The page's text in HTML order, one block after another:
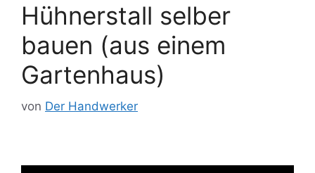
Hühnerstall selber
bauen (aus einem
Gartenhaus)
von Der Handwerker